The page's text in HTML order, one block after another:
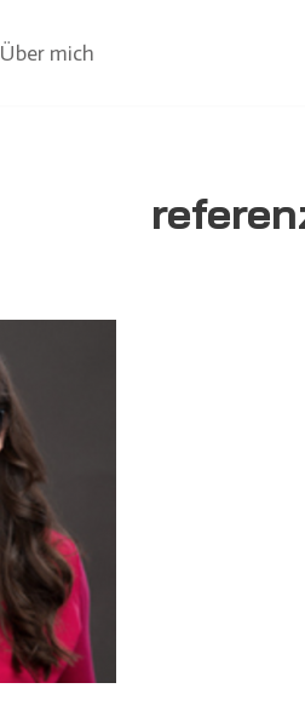
Über mich